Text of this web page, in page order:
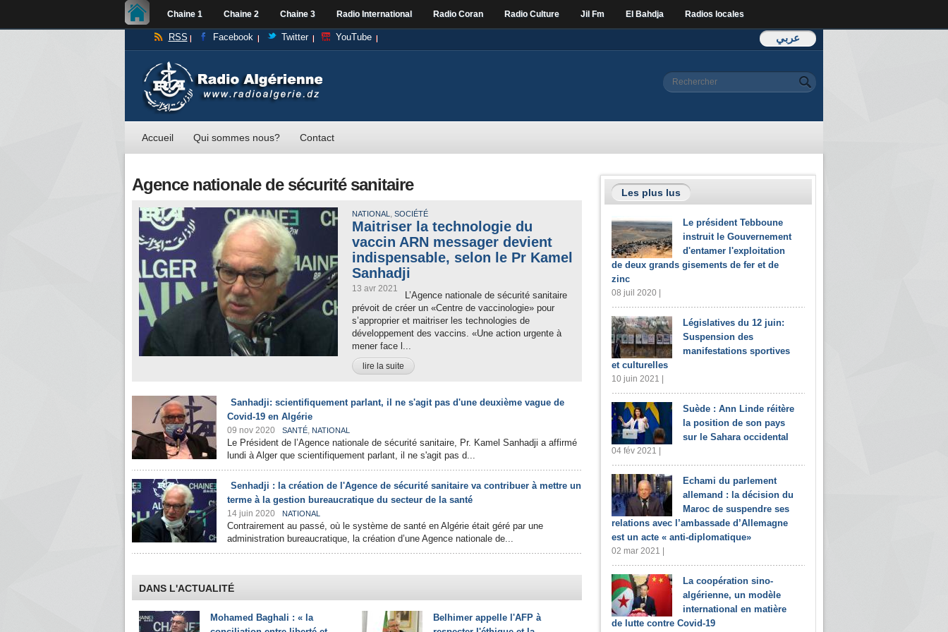
Chaine 1 Chaine 2 Chaine 3 Radio International Radio Coran Radio Culture Jil Fm El Bahdja Radios locales
عربي RSS Facebook Twitter YouTube
Formulaire de
Rechercher
Accueil Qui sommes nous? Contact
Agence nationale de sécurité sanitaire
NATIONAL , SOCIÉTÉ
Maitriser la technologie du
vaccin ARN messager devient
indispensable, selon le Pr Kamel
Sanhadji
13 avr 2021
L’Agence nationale de sécurité sanitaire
prévoit de créer un «Centre de vaccinologie» pour
s’approprier et maitriser les technologies de
développement des vaccins. «Une action urgente à
mener face l...
lire la suite
Sanhadji: scientifiquement parlant, il ne s'agit pas d'une deuxième vague de
Covid-19 en Algérie
09 nov 2020 SANTÉ, NATIONAL
Le Président de l’Agence nationale de sécurité sanitaire, Pr. Kamel Sanhadji a affirmé
lundi à Alger que scientifiquement parlant, il ne s'agit pas d...
Senhadji : la création de l'Agence de sécurité sanitaire va contribuer à mettre un
terme à la gestion bureaucratique du secteur de la santé
14 juin 2020 NATIONAL
Contrairement au passé, où le système de santé en Algérie était géré par une
administration bureaucratique, la création d’une Agence nationale de...
DANS L'ACTUALITÉ
Mohamed Baghali : « la
Belhimer appelle l'AFP à
Les plus lus
Le président Tebboune
instruit le Gouvernement
d'entamer l'exploitation
de deux grands gisements de fer et de
zinc
08 juil 2020 |
Législatives du 12 juin:
Suspension des
manifestations sportives
et culturelles
10 juin 2021 |
Suède : Ann Linde réitère
la position de son pays
sur le Sahara occidental
04 fév 2021 |
Echami du parlement
allemand : la décision du
Maroc de suspendre ses
relations avec l’ambassade d’Allemagne
est un acte « anti-diplomatique»
02 mar 2021 |
La coopération sino-
algérienne, un modèle
international en matière
de lutte contre Covid-19